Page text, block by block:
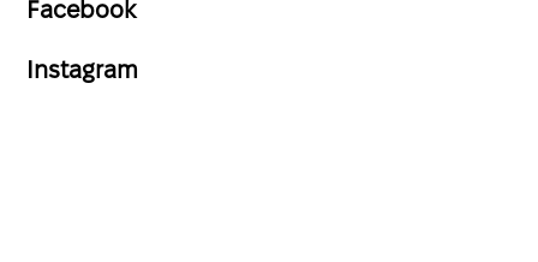
Facebook
Instagram